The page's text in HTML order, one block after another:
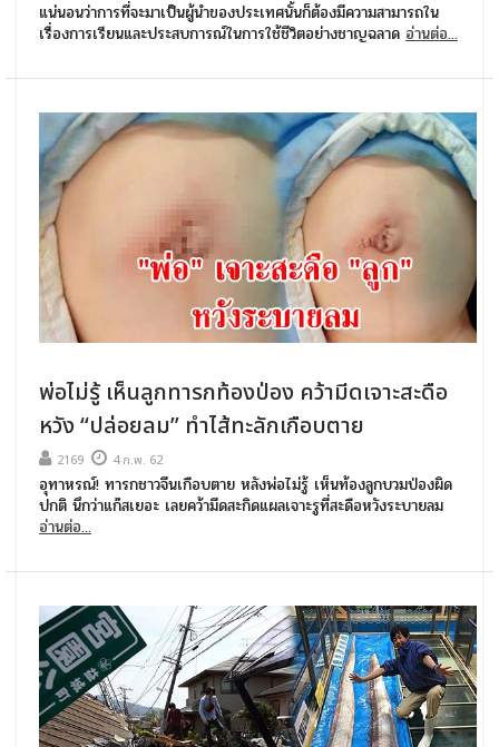
แน่นอนว่าการที่จะมาเป็นผู้นำของประเทศนั้นก็ต้องมีความสามารถใน
เรื่องการเรียนและประสบการณ์ในการใช้ชีวิตอย่างชาญฉลาด อ่านต่อ...
พ่อไม่รู้ เห็นลูกทารกท้องป่อง คว้ามีดเจาะสะดือ
หวัง “ปล่อยลม” ทำไส้ทะลักเกือบตาย
2169 4 ก.พ. 62
อุทาหรณ์! ทารกชาวจีนเกือบตาย หลังพ่อไม่รู้ เห็นท้องลูกบวมป่องผิด
ปกติ นึกว่าแก๊สเยอะ เลยคว้ามีดสะกิดแผลเจาะรูที่สะดือหวังระบายลม
อ่านต่อ...